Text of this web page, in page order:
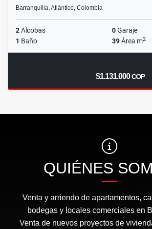
Barranquilla, Atlántico, Colombia
2Alcobas 0Garaje
1 Baño 39Área m2
$1.131.000COP
QUIÉNES
Venta y arriendo de apartamentos,
bodegas y locales comerciales en
Venta de nuevos proyectos de